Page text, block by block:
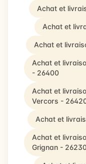
Achat et
Achat et
Achat et
Achat et
- 26400
Achat et
Vercors -
Achat et
Achat et
Grignan -